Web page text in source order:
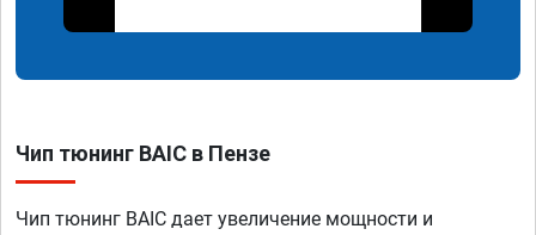
Чип тюнинг BAIC в Пензе
Чип тюнинг BAIC дает увеличение мощности и